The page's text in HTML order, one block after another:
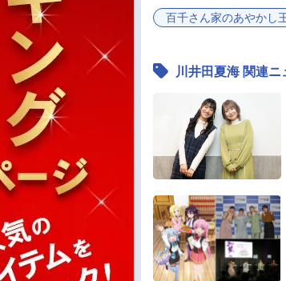
百千さん家のあやかし
川井田夏海 関連ニ